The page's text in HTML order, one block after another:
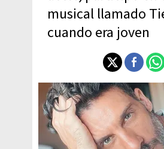
musical llamado
cuando era joven